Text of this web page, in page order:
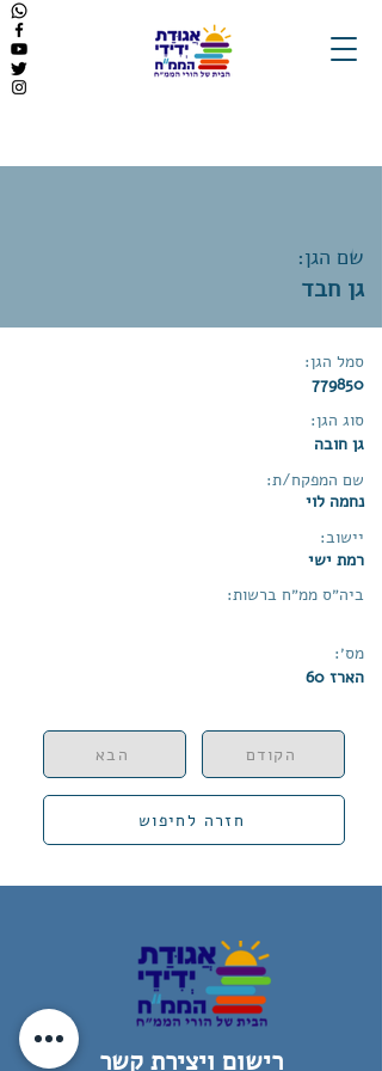
שם הגן:
גן חבד
779850
סמל הגן:
גן חובה
סוג הגן:
נחמה לוי
שם המפקח/ת:
רמת ישי
יישוב:
ביה״ס ממ״ח ברשות:
הארז 60
מס׳:
הקודם הבא
חזרה לחיפוש
רישום ויצירת קשר